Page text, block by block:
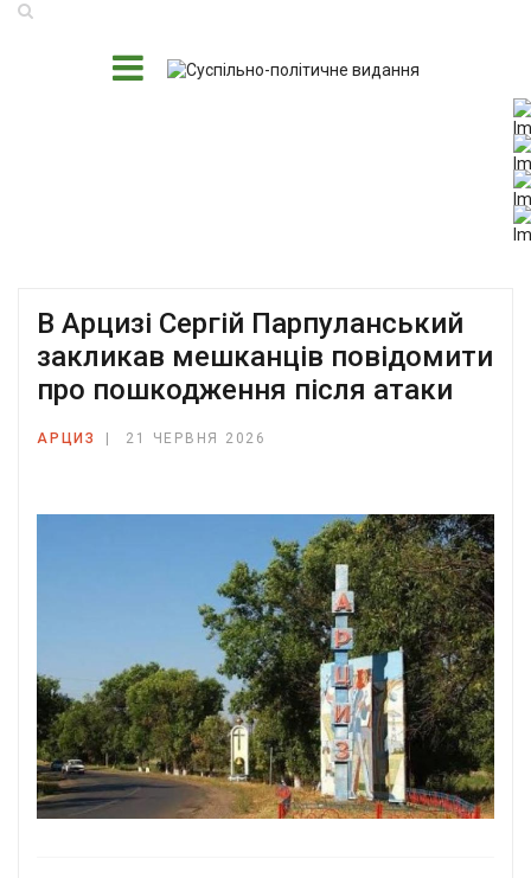
В Арцизі Сергій Парпуланський
закликав мешканців повідомити
про пошкодження після атаки
АРЦИЗ 21 ЧЕРВНЯ 2026